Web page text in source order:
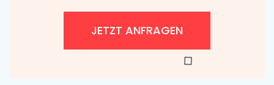
JETZT ANFRAGEN